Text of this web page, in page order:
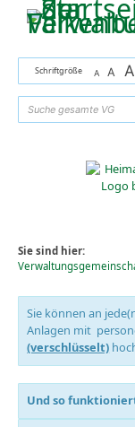
Zum Inhalt,zur
Schriftgröße A A A
Sie sind hier:
Sie können an
Anlagen mit
(verschlüsselt)
Und so